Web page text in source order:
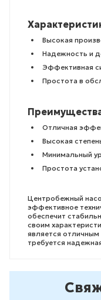
Высокая
Надежность и
Эффективная
Простота в
Отличная
Высокая
Минимальный
Простота
Центробежный
эффективное
обеспечит
своим
является
требуется